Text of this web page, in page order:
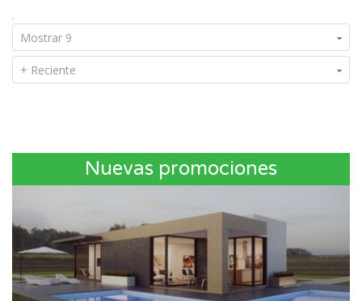
Mostrar 9
+ Reciente
Nuevas promociones